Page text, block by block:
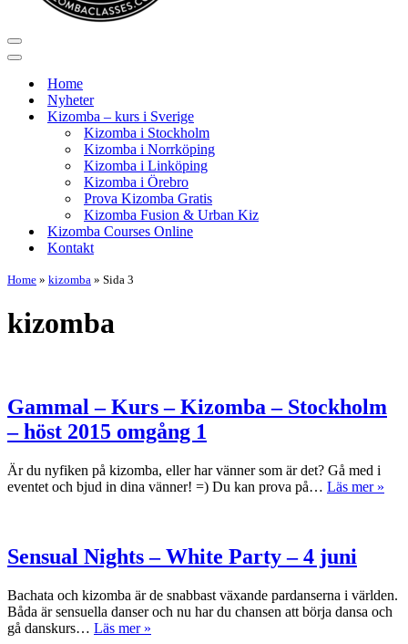
Navigeringsmeny
Navigeringsmeny
Home
Nyheter
Kizomba – kurs i Sverige
Kizomba i Stockholm
Kizomba i Norrköping
Kizomba i Linköping
Kizomba i Örebro
Prova Kizomba Gratis
Kizomba Fusion & Urban Kiz
Kizomba Courses Online
Kontakt
Home » kizomba » Sida 3
kizomba
Gammal – Kurs – Kizomba – Stockholm
– höst 2015 omgång 1
Är du nyfiken på kizomba, eller har vänner som är det? Gå med i
eventet och bjud in dina vänner! =) Du kan prova på… Läs mer »
–
höst
Sensual Nights – White Party – 4 juni
Bachata och kizomba är de snabbast växande pardanserna i världen.
Båda är sensuella danser och nu har du chansen att börja dansa och
gå danskurs… Läs mer »